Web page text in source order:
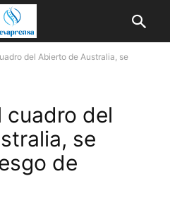
del Abierto de Australia, se
cuadro del
se
de